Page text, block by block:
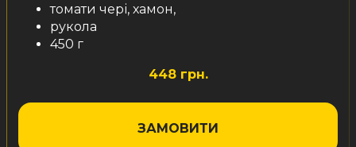
томати чері, хамон,
рукола
450 г
448 грн.
ЗАМОВИТИ